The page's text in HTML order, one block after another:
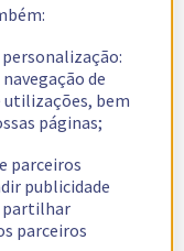
de
utilizações, bem
páginas;
parceiros
publicidade
partilhar
parceiros